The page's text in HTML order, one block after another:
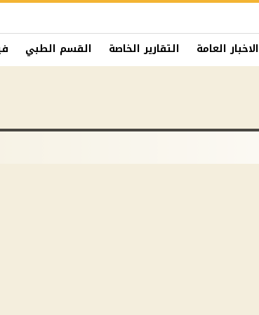
الاخبار العامة التقارير الخاصة القسم الطبي